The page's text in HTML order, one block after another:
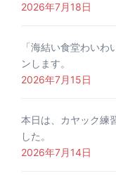
2026年7月18日
「海結い食堂わい
ンします。
2026年7月15日
本日は、カヤック練
した。
2026年7月14日